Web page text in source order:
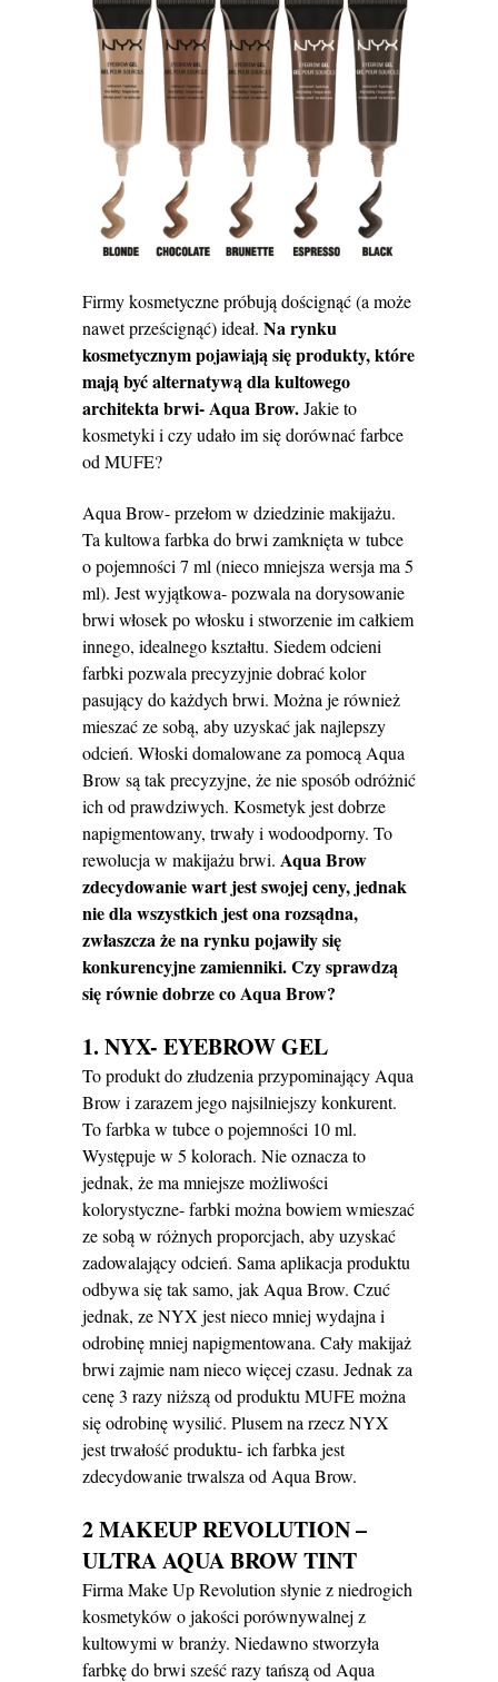
Firmy kosmetyczne próbują doścignąć (a może
nawet prześcignąć) ideał. Na rynku
kosmetycznym pojawiają się produkty, które
mają być alternatywą dla kultowego
architekta brwi- Aqua Brow.Jakie to
kosmetyki i czy udało im się dorównać farbce
od MUFE?
Aqua Brow- przełom w dziedzinie makijażu.
Ta kultowa farbka do brwi zamknięta w tubce
o pojemności 7 ml (nieco mniejsza wersja ma 5
ml). Jest wyjątkowa- pozwala na dorysowanie
brwi włosek po włosku i stworzenie im całkiem
innego, idealnego kształtu. Siedem odcieni
farbki pozwala precyzyjnie dobrać kolor
pasujący do każdych brwi. Można je również
mieszać ze sobą, aby uzyskać jak najlepszy
odcień. Włoski domalowane za pomocą Aqua
Brow są tak precyzyjne, że nie sposób odróżnić
ich od prawdziwych. Kosmetyk jest dobrze
napigmentowany, trwały i wodoodporny. To
rewolucja w makijażu brwi. Aqua Brow
zdecydowanie wart jest swojej ceny, jednak
nie dla wszystkich jest ona rozsądna,
zwłaszcza że na rynku pojawiły się
konkurencyjne zamienniki. Czy sprawdzą
się równie dobrze co Aqua Brow?
1. NYX- EYEBROW GEL
To produkt do złudzenia przypominający Aqua
Brow i zarazem jego najsilniejszy konkurent.
To farbka w tubce o pojemności 10 ml.
Występuje w 5 kolorach. Nie oznacza to
jednak, że ma mniejsze możliwości
kolorystyczne- farbki można bowiem wmieszać
ze sobą w różnych proporcjach, aby uzyskać
zadowalający odcień. Sama aplikacja produktu
odbywa się tak samo, jak Aqua Brow. Czuć
jednak, ze NYX jest nieco mniej wydajna i
odrobinę mniej napigmentowana. Cały makijaż
brwi zajmie nam nieco więcej czasu. Jednak za
cenę 3 razy niższą od produktu MUFE można
się odrobinę wysilić. Plusem na rzecz NYX
jest trwałość produktu- ich farbka jest
zdecydowanie trwalsza od Aqua Brow.
2 MAKEUP REVOLUTION –
ULTRA AQUA BROW TINT
Firma Make Up Revolution słynie z niedrogich
kosmetyków o jakości porównywalnej z
kultowymi w branży. Niedawno stworzyła
farbkę do brwi sześć razy tańszą od Aqua